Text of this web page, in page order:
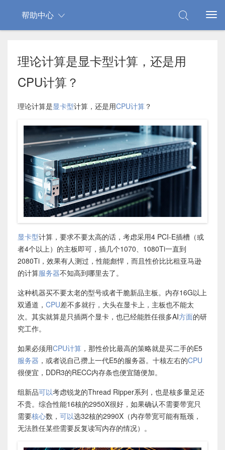
帮助中心
理论计算是显卡型计算，还是用
CPU计算？
理论计算是显卡型计算，还是用CPU计算 ？
显卡型计算，要求不要太高的话，考虑采用4 PCI-E插槽（或
者4个以上）的主板即可，插几个1070、1080Ti一直到
2080Ti，效果有人测过，性能彪悍，而且性价比比租亚马逊
的计算服务器不知高到哪里去了。
这种机器买不要太老的型号或者干脆新品主板。内存16G以上
双通道， CPU差不多就行，大头在显卡上，主板也不能太
次。其实就算是只插两个显卡，也已经能胜任很多AI方面的研
究工作。
如果必须用CPU计算 ，那性价比最高的策略就是买二手的E5
服务器 ，或者说自己攒上一代E5的服务器。十核左右的CPU
很便宜，DDR3的RECC内存条也便宜随便加。
组新品可以考虑锐龙的Thread Ripper系列，也是核多量足还
不贵。综合性能16核的2950X很好，如果确认不需要带宽只
需要核心数， 可以选32核的2990X（内存带宽可能有瓶颈，
无法胜任某些需要反复读写内存的情况）。